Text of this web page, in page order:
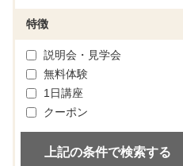
特徴
説明会・見学会
無料体験
1日講座
クーポン